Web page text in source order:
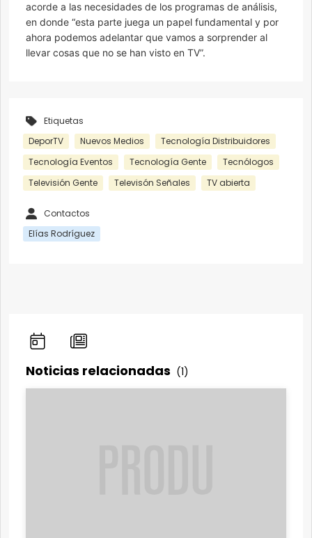
acorde a las necesidades de los programas de análisis,
en donde “esta parte juega un papel fundamental y por
ahora podemos adelantar que vamos a sorprender al
llevar cosas que no se han visto en TV”.
Etiquetas
DeporTV
Nuevos Medios
Tecnología Distribuidores
Tecnología Eventos
Tecnología Gente
Tecnólogos
Televisión Gente
Televisón Señales TV abierta
Contactos
Elías Rodríguez
Noticias relacionadas (1)